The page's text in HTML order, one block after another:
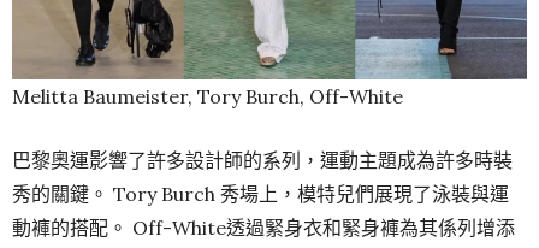
Melitta Baumeister, Tory Burch, Off-White
巴黎奧運影響了許多設計師的系列，運動主題成為許多時裝
秀的關鍵。 Tory Burch 秀場上，模特兒們展現了泳裝與運
動褲的搭配。 Off-White透過緊身衣和緊身褲為其係列增添